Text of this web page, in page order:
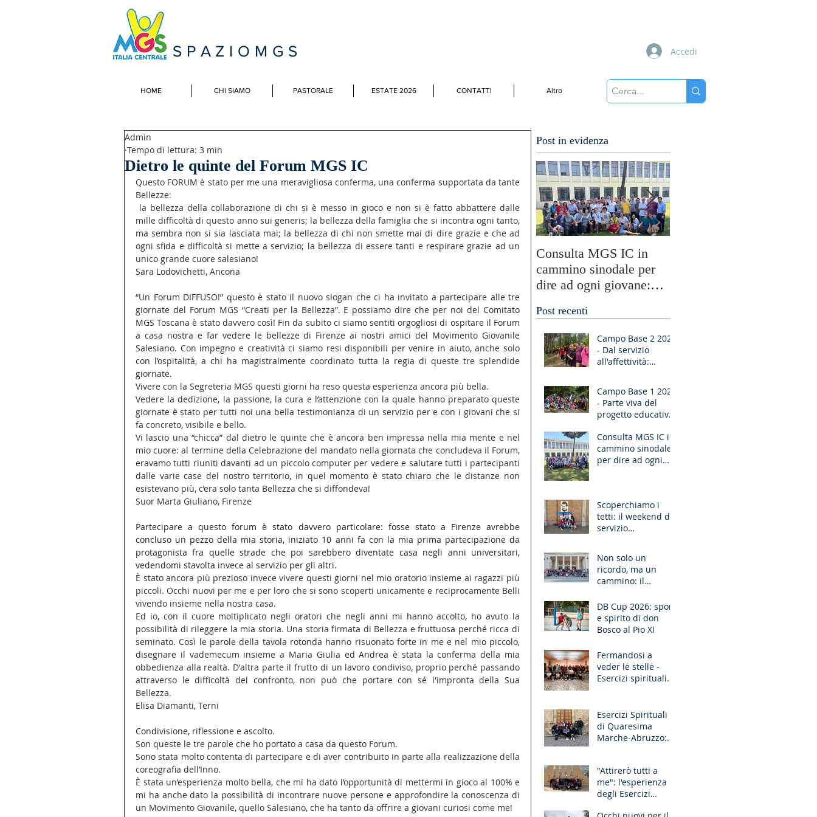
SPAZIOMGS
HOME CHI SIAMO PASTORALE ESTATE 2026 CONTATTI Altro
Accedi
Dietro le quinte del Forum MGS IC
Admin
Tempo di lettura: 3 min
Questo FORUM è stato per me una meravigliosa conferma, una conferma supportata da tante
Bellezze:
mille difficoltà di questo anno sui generis; la bellezza della famiglia che si incontra ogni tanto,
ma sembra non si sia lasciata mai; la bellezza di chi non smette mai di dire grazie e che ad
ogni sfida e difficoltà si mette a servizio; la bellezza di essere tanti e respirare grazie ad un
unico grande cuore salesiano!
Sara Lodovichetti, Ancona
“Un Forum DIFFUSO!” questo è stato il nuovo slogan che ci ha invitato a partecipare alle tre
giornate del Forum MGS “Creati per la Bellezza”. E possiamo dire che per noi del Comitato
MGS Toscana è stato davvero così! Fin da subito ci siamo sentiti orgogliosi di ospitare il Forum
a casa nostra e far vedere le bellezze di Firenze ai nostri amici del Movimento Giovanile
Salesiano. Con impegno e creatività ci siamo resi disponibili per venire in aiuto, anche solo
con l’ospitalità, a chi ha magistralmente coordinato tutta la regia di queste tre splendide
giornate.
Vivere con la Segreteria MGS questi giorni ha reso questa esperienza ancora più bella.
Vedere la dedizione, la passione, la cura e l’attenzione con la quale hanno preparato queste
giornate è stato per tutti noi una bella testimonianza di un servizio per e con i giovani che si
fa concreto, visibile e bello.
Vi lascio una “chicca” dal dietro le quinte che è ancora ben impressa nella mia mente e nel
mio cuore: al termine della Celebrazione del mandato nella giornata che concludeva il Forum,
eravamo tutti riuniti davanti ad un piccolo computer per vedere e salutare tutti i partecipanti
dalle varie case del nostro territorio, in quel momento è stato chiaro che le distanze non
esistevano più, c’era solo tanta Bellezza che si diffondeva!
Suor Marta Giuliano, Firenze
Partecipare a questo forum è stato davvero particolare: fosse stato a Firenze avrebbe
concluso un pezzo della mia storia, iniziato 10 anni fa con la mia prima partecipazione da
protagonista fra quelle strade che poi sarebbero diventate casa negli anni universitari,
vedendomi stavolta invece al servizio per gli altri.
È stato ancora più prezioso invece vivere questi giorni nel mio oratorio insieme ai ragazzi più
piccoli. Occhi nuovi per me e per loro che si sono scoperti unicamente e reciprocamente Belli
vivendo insieme nella nostra casa.
Ed io, con il cuore moltiplicato negli oratori che negli anni mi hanno accolto, ho avuto la
possibilità di rileggere la mia storia. Una storia firmata di Bellezza e fruttuosa perché ricca di
seminato. Così le parole della tavola rotonda hanno risuonato forte in me e nel mio piccolo,
disegnare il vademecum insieme a Maria Giulia ed Andrea è stata la conferma della mia
obbedienza alla realtà. D'altra parte il frutto di un lavoro condiviso, proprio perché passando
attraverso le difficoltà del confronto, non può che portare con sé l'impronta della Sua
Bellezza.
Elisa Diamanti, Terni
Condivisione, riflessione e ascolto.
Son queste le tre parole che ho portato a casa da questo Forum.
Sono stata molto contenta di partecipare e di aver contribuito in parte alla realizzazione della
coreografia dell’Inno.
È stata un’esperienza molto bella, che mi ha dato l’opportunità di mettermi in gioco al 100% e
mi ha anche dato la possibilità di incontrare nuove persone e approfondire la conoscenza di
un Movimento Giovanile, quello Salesiano, che ha tanto da offrire a giovani curiosi come me!
Post in evidenza
Consulta MGS IC in
cammino sinodale per
dire ad ogni giovane:
Alzati!”
Post recenti
Campo Base 2 2026
- Dal servizio
all'affettività:
Campo Base 1 2026
- Parte viva del
progetto educativo
Consulta MGS IC in
cammino sinodale
per dire ad ogni
Scoperchiamo i
tetti: il weekend di
servizio
Non solo un
ricordo, ma un
cammino: il
unisce le
generazioni
DB Cup 2026: sport
e spirito di don
Bosco al Pio XI
Fermandosi a
veder le stelle -
Esercizi spirituali
Esercizi Spirituali
di Quaresima
Marche-Abruzzo:
"Attirerò tutti a
me": l'esperienza
degli Esercizi